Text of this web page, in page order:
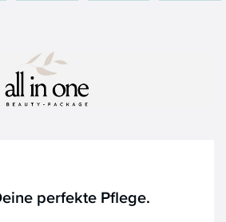
perfekte Pflege.